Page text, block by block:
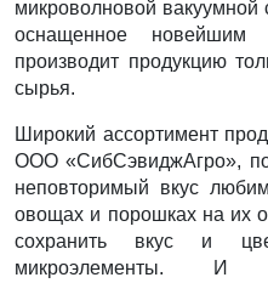
микроволновой
оснащенное новейшим
производит продукцию
сырья.
Широкий ассортимент
ООО «СибСэвиджАгро»,
неповторимый вкус
овощах и порошках на их
сохранить вкус и
микроэлементы.